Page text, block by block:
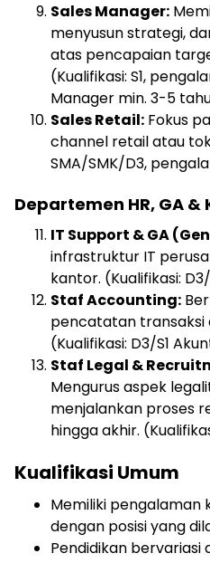
Sales Manager:
menyusun strategi,
atas pencapaian
(Kualifikasi: S1,
Manager min. 3-5
Sales Retail: Fokus
channel retail atau
SMA/SMK/D3,
Departemen HR, GA &
IT Support & GA
infrastruktur IT
kantor. (Kualifikasi:
Staf Accounting:
pencatatan transaksi
(Kualifikasi: D3/S1
Staf Legal &
Mengurus aspek
menjalankan proses
hingga akhir.
Kualifikasi Umum
Memiliki pengalaman
dengan posisi yang
Pendidikan bervariasi